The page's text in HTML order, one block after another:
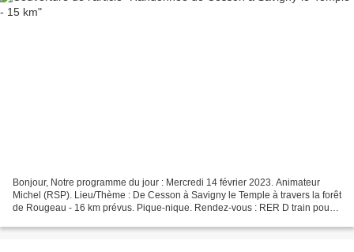
Bonjour, Notre programme du jour : Mercredi 14 février 2023. Animateur
Michel (RSP). Lieu/Thème : De Cesson à Savigny le Temple à travers la forêt
de Rougeau - 16 km prévus. Pique-nique. Rendez-vous : RER D train pour